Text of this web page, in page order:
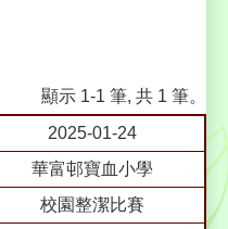
顯示 1-1 筆, 共 1 筆。
2025-01-24
華富邨寶血小學
校園整潔比賽